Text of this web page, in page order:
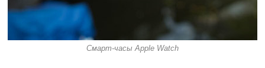
Смарт-часы Apple Watch